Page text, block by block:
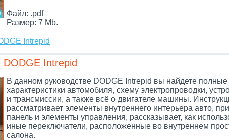
Файл: .pdf
Размер: 7 Mb.
Intrepid
DODGE Intrepid
В данном руководстве DODGE Intrepid вы найдете полные
характеристики автомобиля, схему электропроводки,
и трансмиссии, а также всё о двигателе машины.
рассматривает элементы внутреннего интерьера авто,
панель и элементы управления, рассказывает, как
иные переключатели, расположенные во внутреннем
салона.